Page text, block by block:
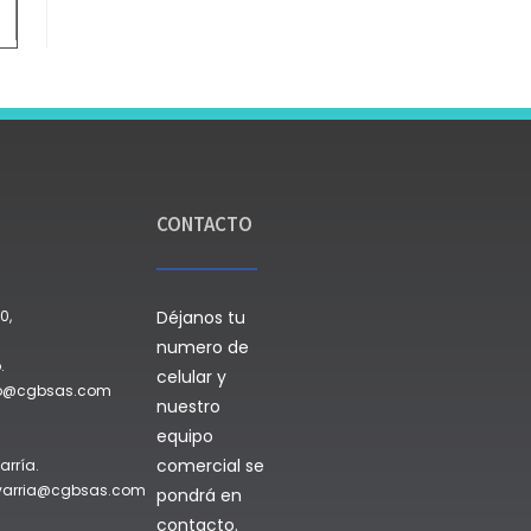
CONTACTO
Déjanos tu
numero de
celular y
nuestro
equipo
comercial se
pondrá en
contacto.